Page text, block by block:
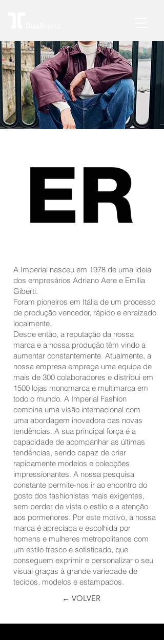
A Imperial nasceu em 1978 de uma ideia
dos empresários Adriano Aere e Emilia
Giberti.
Foram pioneiros em Itália de um processo
de produção vencedor, rápido e enraizado
localmente.
Desde então, a reputação da nossa
marca e a nossa produção têm vindo a
aumentar constantemente. Atualmente, a
nossa empresa emprega uma equipa de
mais de 300 colaboradores e distribui em
1500 lojas monomarca e multimarca em
todo o mundo. A Imperial Fashion
combina uma visão internacional com
uma abordagem inovadora das novas
tendências. A sua principal força é a
capacidade de acompanhar as últimas
tendências, sendo capaz de criar
rapidamente modelos e colecções
impressionantes. A nossa pesquisa
constante permite-nos ir ao encontro do
gosto dos fashionistas mais exigentes,
sem perder de vista o estilo e a atenção
aos pormenores. Por este motivo, a nossa
marca é apreciada e escolhida por
homens e mulheres metropolitanos com
um estilo fresco e sofisticado, que
conseguem exprimir e personalizar o seu
visual graças à grande variedade de
tecidos, modelos e estampados.
← VOLVER